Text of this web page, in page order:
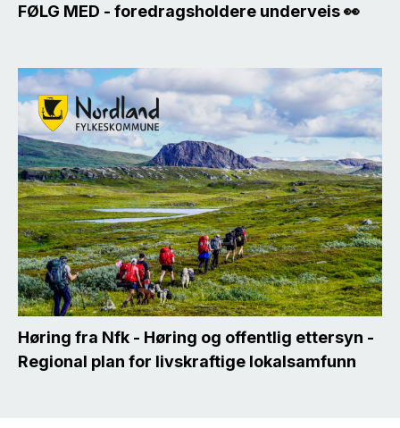
FØLG MED - foredragsholdere underveis 👀
Høring fra Nfk - Høring og offentlig ettersyn -
Regional plan for livskraftige lokalsamfunn